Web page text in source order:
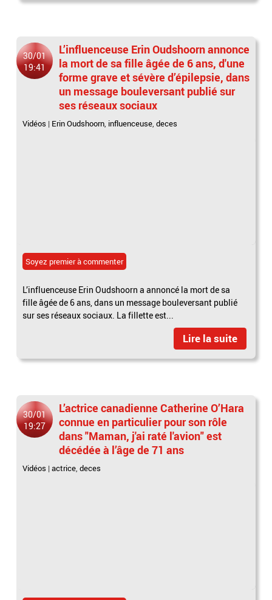
30/01
19:41
L’influenceuse Erin Oudshoorn annonce
la mort de sa fille âgée de 6 ans, d'une
forme grave et sévère d’épilepsie, dans
un message bouleversant publié sur
ses réseaux sociaux
Vidéos | Erin Oudshoorn, influenceuse,deces
Soyez premier à commenter
L’influenceuse Erin Oudshoorn a annoncé la mort de sa
fille âgée de 6 ans, dans un message bouleversant publié
sur ses réseaux sociaux. La fillette est...
Lire la suite
30/01
19:27
L’actrice canadienne Catherine O’Hara
connue en particulier pour son rôle
dans "Maman, j'ai raté l'avion" est
décédée à l’âge de 71 ans
Vidéos |actrice,deces